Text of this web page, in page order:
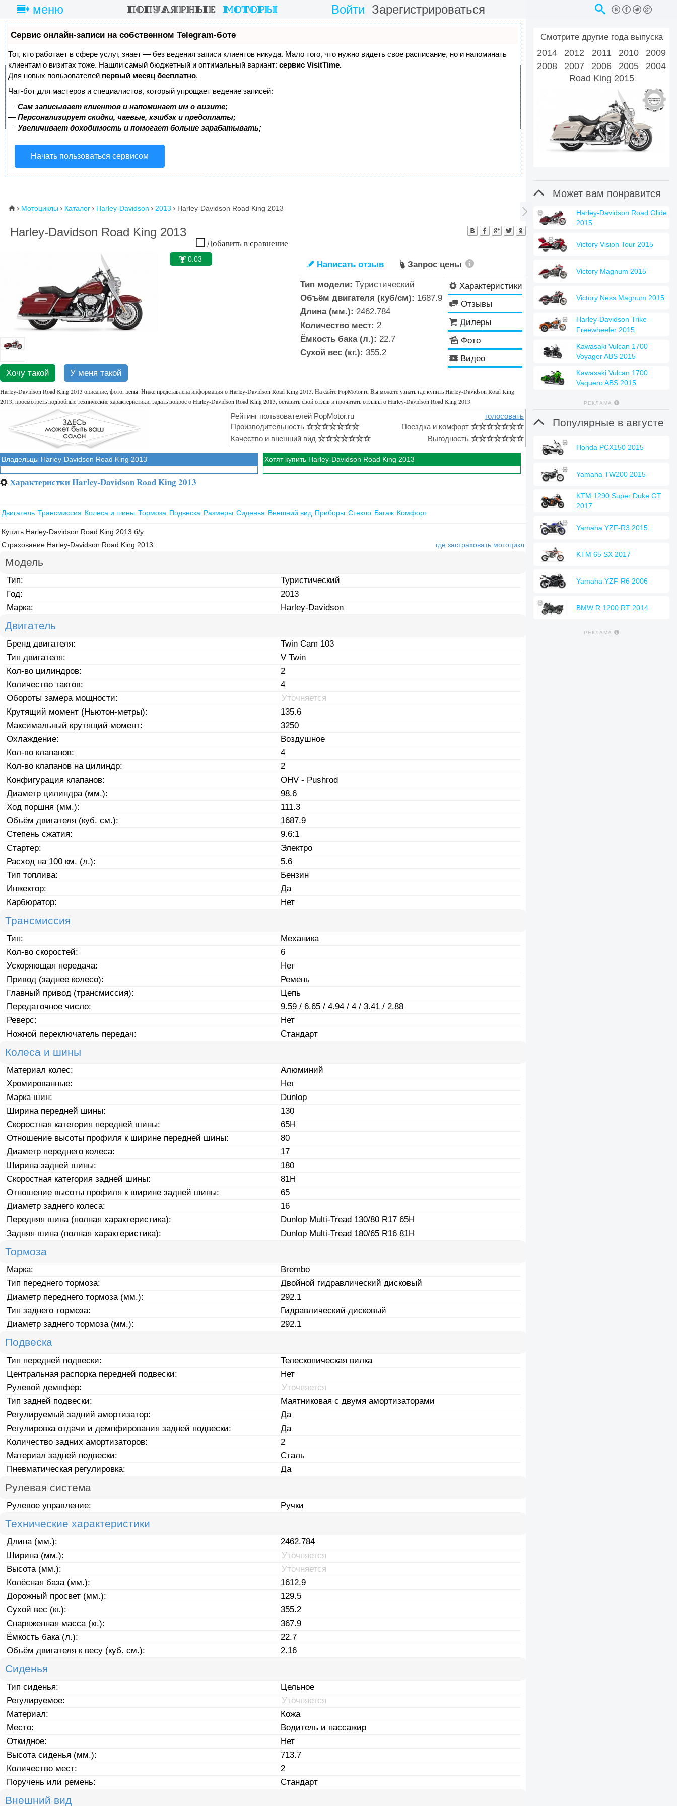
меню Войти Зарегистрироваться
Сервис онлайн-записи на собственном Telegram-боте
Тот, кто работает в сфере услуг, знает — без ведения записи клиентов никуда. Мало того, что нужно видеть свое расписание, но и напоминать
клиентам о визитах тоже. Нашли самый бюджетный и оптимальный вариант: сервис VisitTime.
Для новых пользователей первый месяц бесплатно.
Чат-бот для мастеров и специалистов, который упрощает ведение записей:
— Сам записывает клиентов и напоминает им о визите;
— Персонализирует скидки, чаевые, кэшбэк и предоплаты;
— Увеличивает доходимость и помогает больше зарабатывать;
Начать пользоваться сервисом
⌂  Мотоциклы  Каталог  Harley-Davidson  2013  Harley-Davidson Road King 2013
Harley-Davidson Road King 2013
Добавить в сравнение
Хочу такой У меня такой
🏆 0.03
✎ Написать отзыв  Запрос цены
Тип модели: Туристический
Объём двигателя (куб/см): 1687.9
Длина (мм.): 2462.784
Количество мест: 2
Ёмкость бака (л.): 22.7
Сухой вес (кг.): 355.2
⚙ Характеристики
 Отзывы
 Дилеры
🌄 Фото
🎬 Видео
Harley-Davidson Road King 2013 описание, фото, цены. Ниже представлена информация о Harley-Davidson Road King 2013. На сайте PopMotor.ru Вы можете узнать где купить Harley-Davidson Road King
2013, просмотреть подробные технические характеристики, задать вопрос о Harley-Davidson Road King 2013, оставить свой отзыв и прочитать отзывы о Harley-Davidson Road King 2013.
Рейтинг пользователей PopMotor.ru
голосовать
Производительность ☆☆☆☆☆☆☆
Качество и внешний вид ☆☆☆☆☆☆☆
Поездка и комфорт ☆☆☆☆☆☆☆
Выгодность ☆☆☆☆☆☆☆
Владельцы Harley-Davidson Road King 2013 Хотят купить Harley-Davidson Road King 2013
⚙ Характеристки Harley-Davidson Road King 2013
Двигатель Трансмиссия Колеса и шины Тормоза Подвеска Размеры Сиденья Внешний вид Приборы Стекло Багаж Комфорт
Купить Harley-Davidson Road King 2013 б/у:
Страхование Harley-Davidson Road King 2013:
где застраховать мотоцикл
Модель
Тип:
Туристический
Год:
2013
Марка:
Harley-Davidson
Двигатель
Бренд двигателя:
Twin Cam 103
Тип двигателя:
V Twin
Кол-во цилиндров:
2
Количество тактов:
4
Обороты замера мощности:
Уточняется
Крутящий момент (Ньютон-метры):
135.6
Максимальный крутящий момент:
3250
Охлаждение:
Воздушное
Кол-во клапанов:
4
Кол-во клапанов на цилиндр:
2
Конфигурация клапанов:
OHV - Pushrod
Диаметр цилиндра (мм.):
98.6
Ход поршня (мм.):
111.3
Объём двигателя (куб. см.):
1687.9
Степень сжатия:
9.6:1
Стартер:
Электро
Расход на 100 км. (л.):
5.6
Тип топлива:
Бензин
Инжектор:
Да
Карбюратор:
Нет
Трансмиссия
Тип:
Механика
Кол-во скоростей:
6
Ускоряющая передача:
Нет
Привод (заднее колесо):
Ремень
Главный привод (трансмиссия):
Цепь
Передаточное число:
9.59 / 6.65 / 4.94 / 4 / 3.41 / 2.88
Реверс:
Нет
Ножной переключатель передач:
Стандарт
Колеса и шины
Материал колес:
Алюминий
Хромированные:
Нет
Марка шин:
Dunlop
Ширина передней шины:
130
Скоростная категория передней шины:
65H
Отношение высоты профиля к ширине передней шины:
80
Диаметр переднего колеса:
17
Ширина задней шины:
180
Скоростная категория задней шины:
81H
Отношение высоты профиля к ширине задней шины:
65
Диаметр заднего колеса:
16
Передняя шина (полная характеристика):
Dunlop Multi-Tread 130/80 R17 65H
Задняя шина (полная характеристика):
Dunlop Multi-Tread 180/65 R16 81H
Тормоза
Марка:
Brembo
Тип переднего тормоза:
Двойной гидравлический дисковый
Диаметр переднего тормоза (мм.):
292.1
Тип заднего тормоза:
Гидравлический дисковый
Диаметр заднего тормоза (мм.):
292.1
Подвеска
Тип передней подвески:
Телескопическая вилка
Центральная распорка передней подвески:
Нет
Рулевой демпфер:
Уточняется
Тип задней подвески:
Маятниковая с двумя амортизаторами
Регулируемый задний амортизатор:
Да
Регулировка отдачи и демпфирования задней подвески:
Да
Количество задних амортизаторов:
2
Материал задней подвески:
Сталь
Пневматическая регулировка:
Да
Рулевая система
Рулевое управление: Ручки
Технические характеристики
Длина (мм.):
2462.784
Ширина (мм.):
Уточняется
Высота (мм.):
Уточняется
Колёсная база (мм.):
1612.9
Дорожный просвет (мм.):
129.5
Сухой вес (кг.):
355.2
Снаряженная масса (кг.):
367.9
Ёмкость бака (л.):
22.7
Объём двигателя к весу (куб. см.):
2.16
Сиденья
Тип сиденья:
Цельное
Регулируемое:
Уточняется
Материал:
Кожа
Место:
Водитель и пассажир
Откидное:
Нет
Высота сиденья (мм.):
713.7
Количество мест:
2
Поручень или ремень:
Стандарт
Внешний вид

Смотрите другие года выпуска
Road King 2015
2014 2012 2011 2010
2009
2008
2007 2006 2005 2004
 Может вам понравится
Harley-Davidson Road Glide
2015
Victory Vision Tour 2015
Victory Magnum 2015
Victory Ness Magnum 2015
Harley-Davidson Trike
Freewheeler 2015
Kawasaki Vulcan 1700
Voyager ABS 2015
Kawasaki Vulcan 1700
Vaquero ABS 2015
РЕКЛАМА
 Популярные в августе
Honda PCX150 2015
Yamaha TW200 2015
KTM 1290 Super Duke GT
2017
Yamaha YZF-R3 2015
KTM 65 SX 2017
Yamaha YZF-R6 2006
BMW R 1200 RT 2014
РЕКЛАМА